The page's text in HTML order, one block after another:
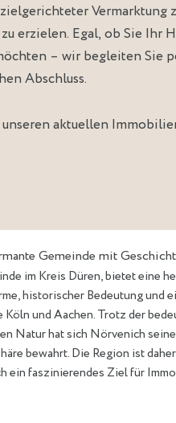
Vermarktung
erzielen. Egal, ob Sie Ihr
– wir begleiten Sie
Abschluss.
aktuellen
Gemeinde mit
im Kreis Düren, bietet eine
historischer Bedeutung und
und Aachen. Trotz der
Natur hat sich Nörvenich
bewahrt. Die Region ist
ein faszinierendes Ziel für